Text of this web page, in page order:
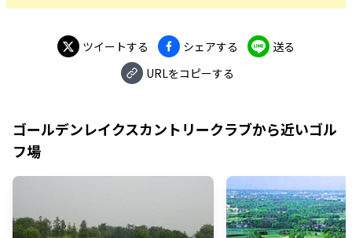
ツイートする シェアする
送る
URLをコピーする
ゴールデンレイクスカントリークラブから近いゴル
フ場